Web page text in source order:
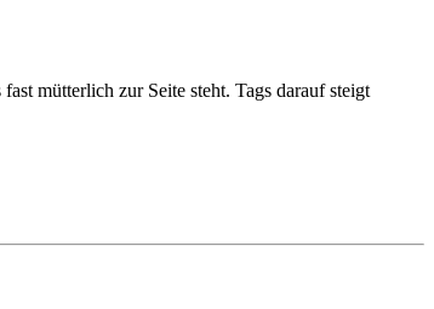
mütterlich zur Seite steht. Tags darauf steigt